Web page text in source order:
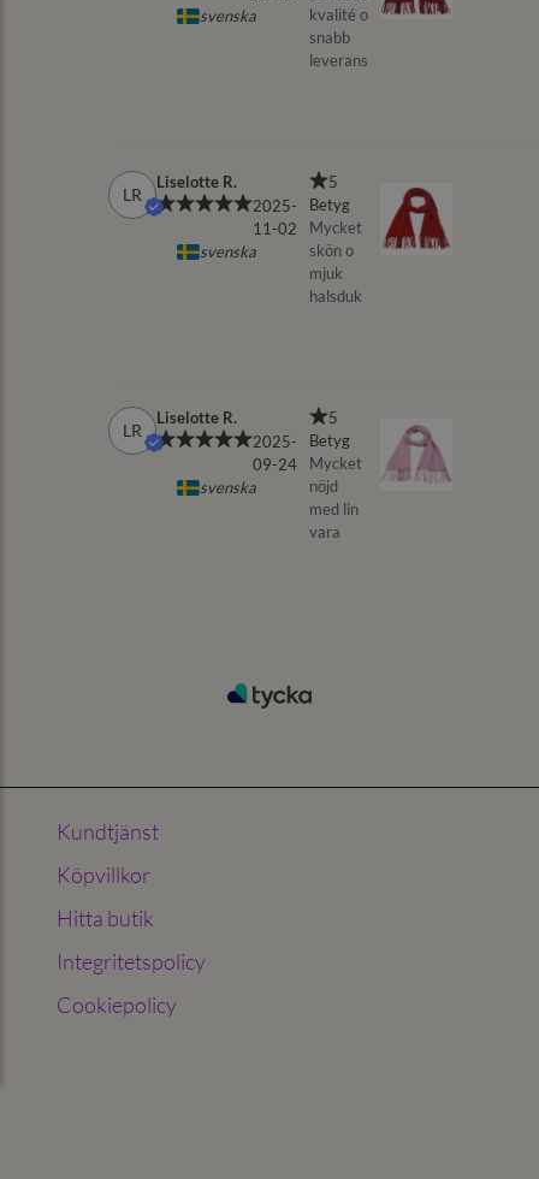
Kundtjänst
Köpvillkor
Hitta butik
Integritetspolicy
Cookiepolicy